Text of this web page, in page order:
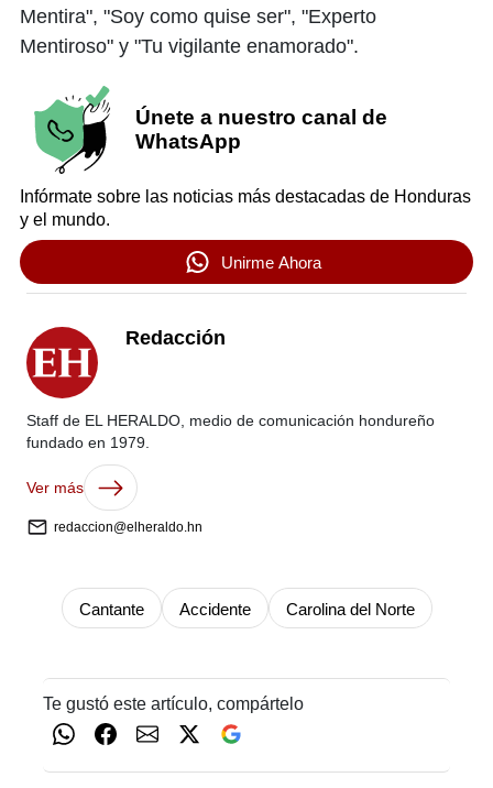
Mentira", "Soy como quise ser", "Experto
Mentiroso" y "Tu vigilante enamorado".
Únete a nuestro canal de
WhatsApp
Infórmate sobre las noticias más destacadas de Honduras
y el mundo.
Unirme Ahora
Redacción
Staff de EL HERALDO, medio de comunicación hondureño
fundado en 1979.
Ver más
redaccion@elheraldo.hn
Cantante Accidente Carolina del Norte
Te gustó este artículo, compártelo